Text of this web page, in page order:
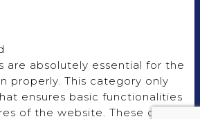
are absolutely essential for the
properly. This category only
ensures basic functionalities
of the website. These cookies